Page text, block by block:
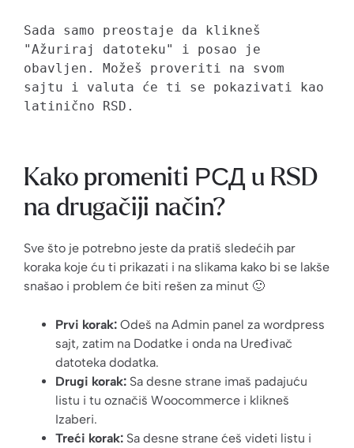
Sada samo preostaje da klikneš
"Ažuriraj datoteku" i posao je
obavljen. Možeš proveriti na svom
sajtu i valuta će ti se pokazivati kao
latinično RSD.
Kako promeniti РСД u RSD
na drugačiji način?
Sve što je potrebno jeste da pratiš sledećih par
koraka koje ću ti prikazati i na slikama kako bi se lakše
snašao i problem će biti rešen za minut 🙂
Prvi korak: Odeš na Admin panel za wordpress
sajt, zatim na Dodatke i onda na Uređivač
datoteka dodatka.
Drugi korak: Sa desne strane imaš padajuću
listu i tu označiš Woocommerce i klikneš
Izaberi.
Treći korak: Sa desne strane ćeš videti listu i